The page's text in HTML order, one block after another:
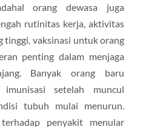
orang dewasa juga
rutinitas kerja, aktivitas
tinggi, vaksinasi untuk orang
penting dalam menjaga
Banyak orang baru
imunisasi setelah muncul
tubuh mulai menurun.
penyakit menular